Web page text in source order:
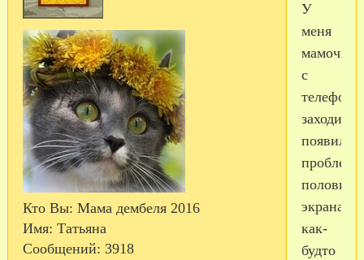
Кто Вы: Мама дембеля 2016
Имя: Татьяна
Сообщений: 3918
У
меня
мамочка
с
телефона
проблема:
половина
экрана
как-
будто